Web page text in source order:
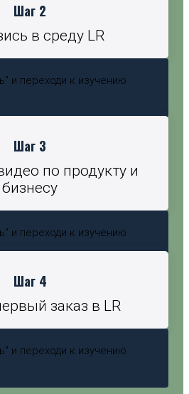
Шаг 2
в среду LR
и переходи к изучению
Шаг 3
по продукту и
бизнесу
и переходи к изучению
Шаг 4
заказ в LR
и переходи к изучению